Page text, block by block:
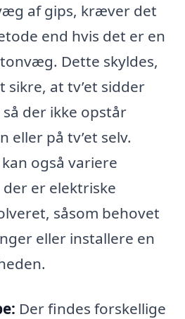
af gips, kræver det
end hvis det er en
Dette skyldes,
at tv’et sidder
der ikke opstår
eller på tv’et selv.
også variere
er elektriske
såsom behovet
eller installere en
Der findes forskellige